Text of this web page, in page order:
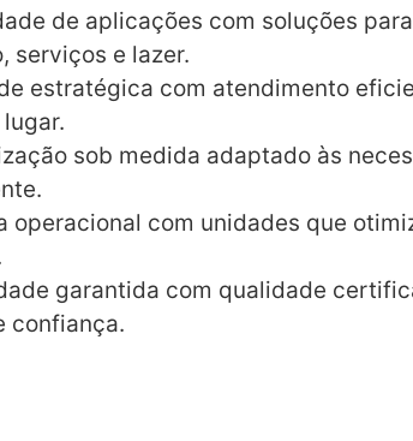
de aplicações com soluções
serviços e lazer.
estratégica com atendimento
sob medida adaptado às
operacional com unidades que
garantida com qualidade
confiança.